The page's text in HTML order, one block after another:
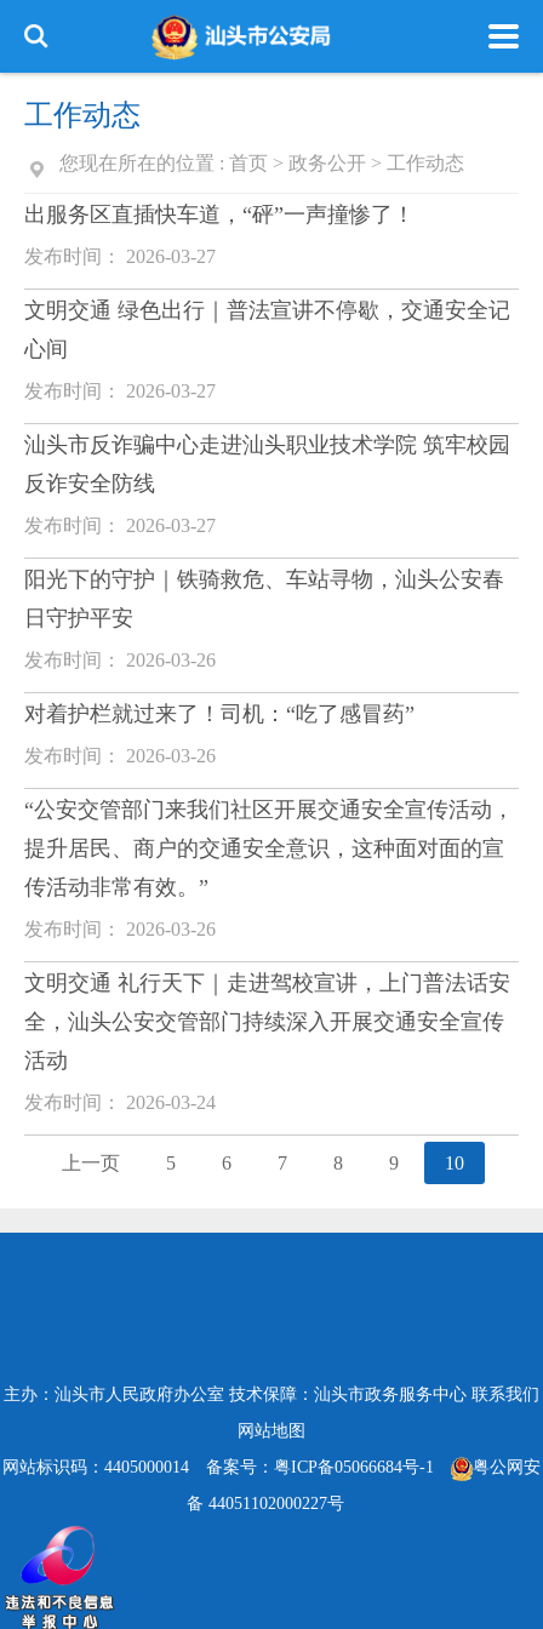
工作动态
您现在所在的位置 : 首页 > 政务公开 > 工作动态
出服务区直插快车道，“砰”一声撞惨了！
发布时间： 2026-03-27
文明交通 绿色出行｜普法宣讲不停歇，交通安全记
心间
发布时间： 2026-03-27
汕头市反诈骗中心走进汕头职业技术学院 筑牢校园
反诈安全防线
发布时间： 2026-03-27
阳光下的守护｜铁骑救危、车站寻物，汕头公安春
日守护平安
发布时间： 2026-03-26
对着护栏就过来了！司机：“吃了感冒药”
发布时间： 2026-03-26
“公安交管部门来我们社区开展交通安全宣传活动，
提升居民、商户的交通安全意识，这种面对面的宣
传活动非常有效。”
发布时间： 2026-03-26
文明交通 礼行天下｜走进驾校宣讲，上门普法话安
全，汕头公安交管部门持续深入开展交通安全宣传
活动
发布时间： 2026-03-24
上一页 5 6 7 8 9 10
主办：汕头市人民政府办公室 技术保障：汕头市政务服务中心 联系我们
网站地图
网站标识码：4405000014
备案号：粤ICP备05066684号-1
粤公网安
备 44051102000227号